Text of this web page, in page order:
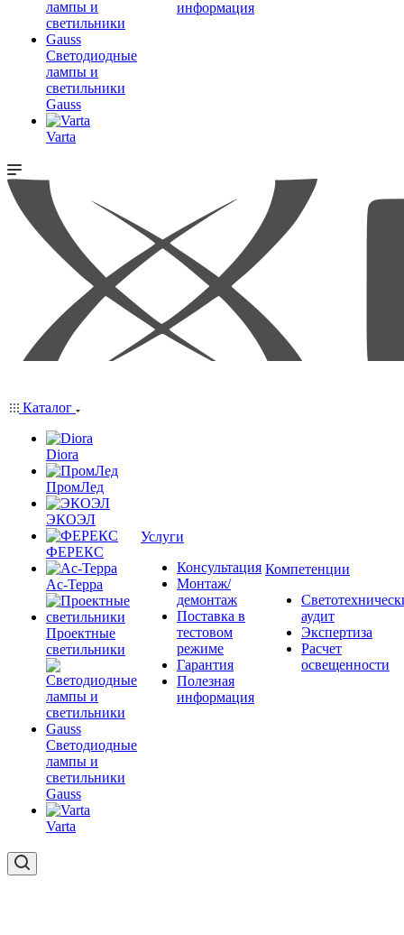
Светодиодные
лампы и
светильники
Gauss
Varta
информация
Каталог
Diora
ПромЛед
ЭКОЭЛ
ФЕРЕКС
Ас-Терра
Проектные
светильники
Светодиодные
лампы и
светильники
Gauss
Varta
Услуги
Консультация
Монтаж/
демонтаж
Поставка в
тестовом
режиме
Гарантия
Полезная
информация
Компетенции
аудит
Экспертиза
Расчет
освещенности